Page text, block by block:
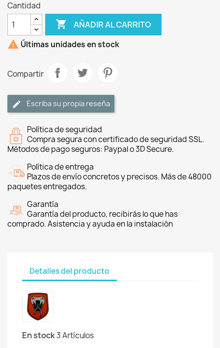
Cantidad
 AÑADIR AL CARRITO
 Últimas unidades en stock
Compartir
Escriba su propia reseña
Política de seguridad
Compra segura con certificado de seguridad SSL.
Métodos de pago seguros: Paypal o 3D Secure.
Política de entrega
Plazos de envío concretos y precisos. Más de 48000
paquetes entregados.
Garantía
Garantía del producto, recibirás lo que has
comprado. Asistencia y ayuda en la instalación
Detalles del producto
En stock3 Artículos